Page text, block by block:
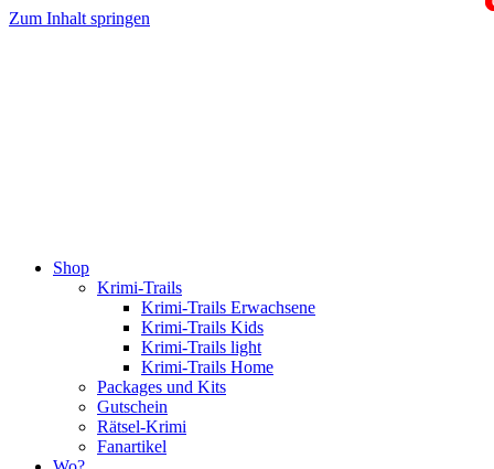
Zum Inhalt springen
Shop
Krimi-Trails
Krimi-Trails Erwachsene
Krimi-Trails Kids
Krimi-Trails light
Krimi-Trails Home
Packages und Kits
Gutschein
Rätsel-Krimi
Fanartikel